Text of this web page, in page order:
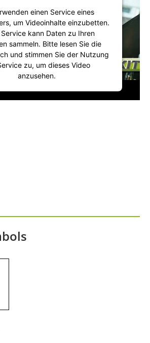
einen Service eines
um Videoinhalte einzubetten.
Service kann Daten zu Ihren
sammeln. Bitte lesen Sie die
und stimmen Sie der Nutzung
zu, um dieses Video
anzusehen.
by